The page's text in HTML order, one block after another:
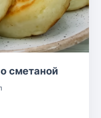
сметаной